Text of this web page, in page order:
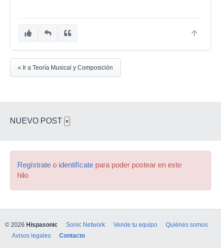
« Ir a Teoría Musical y Composición
NUEVO POST ×
Regístrate o identifícate para poder postear en este
hilo
© 2026 Hispasonic Sonic Network Vende tu equipo
Quiénes somos
Avisos legales
Contacto